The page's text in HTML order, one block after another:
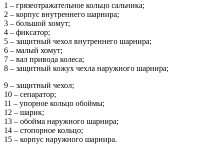
1 – грязеотражательное кольцо сальника;
2 – корпус внутреннего шарнира;
3 – большой хомут;
4 – фиксатор;
5 – защитный чехол внутреннего шарнира;
6 – малый хомут;
7 – вал привода колеса;
8 – защитный кожух чехла наружного шарнира;
9 – защитный чехол;
10 – сепаратор;
11 – упорное кольцо обоймы;
12 – шарик;
13 – обойма наружного шарнира;
14 – стопорное кольцо;
15 – корпус наружного шарнира.